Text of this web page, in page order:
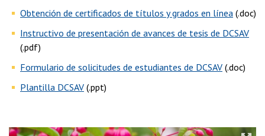
Obtención de certificados de títulos y grados en línea (.doc)
Instructivo de presentación de avances de tesis de DCSAV
(.pdf)
Formulario de solicitudes de estudiantes de DCSAV (.doc)
Plantilla DCSAV (.ppt)